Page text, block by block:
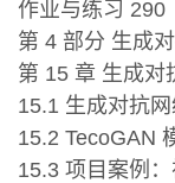
作业与练习 290
第 4 部分 生成
第 15 章 生成对
15.1 生成对抗
15.2 TecoGAN
15.3 项目案例